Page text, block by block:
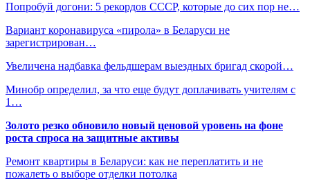
Попробуй догони: 5 рекордов СССР, которые до сих пор не…
Вариант коронавируса «пирола» в Беларуси не
зарегистрирован…
Увеличена надбавка фельдшерам выездных бригад скорой…
Минобр определил, за что еще будут доплачивать учителям с
1…
Золото резко обновило новый ценовой уровень на фоне
роста спроса на защитные активы
Ремонт квартиры в Беларуси: как не переплатить и не
пожалеть о выборе отделки потолка